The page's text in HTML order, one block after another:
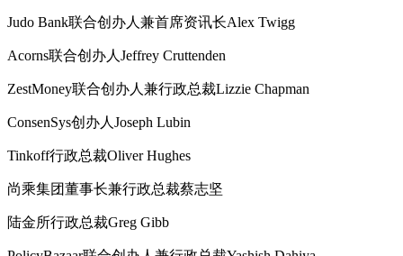
Judo Bank联合创办人兼首席资讯长Alex Twigg
Acorns联合创办人Jeffrey Cruttenden
ZestMoney联合创办人兼行政总裁Lizzie Chapman
ConsenSys创办人Joseph Lubin
Tinkoff行政总裁Oliver Hughes
尚乘集团董事长兼行政总裁蔡志坚
陆金所行政总裁Greg Gibb